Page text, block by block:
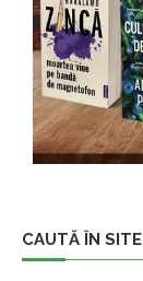
CAUTĂ ÎN SITE